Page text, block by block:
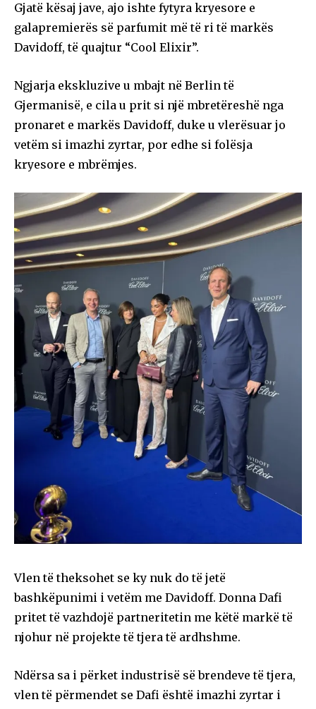
Gjatë kësaj jave, ajo ishte fytyra kryesore e
galapremierës së parfumit më të ri të markës
Davidoff, të quajtur “Cool Elixir”.
Ngjarja ekskluzive u mbajt në Berlin të
Gjermanisë, e cila u prit si një mbretëreshë nga
pronaret e markës Davidoff, duke u vlerësuar jo
vetëm si imazhi zyrtar, por edhe si folësja
kryesore e mbrëmjes.
Vlen të theksohet se ky nuk do të jetë
bashkëpunimi i vetëm me Davidoff. Donna Dafi
pritet të vazhdojë partneritetin me këtë markë të
njohur në projekte të tjera të ardhshme.
Ndërsa sa i përket industrisë së brendeve të tjera,
vlen të përmendet se Dafi është imazhi zyrtar i